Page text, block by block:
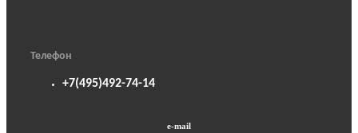
Телефон
+7(495)492-74-14
e-mail